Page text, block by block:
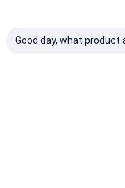
एलईडी विंडो डिस्प्ले
एलईडी स्टेज पृष्ठभूमि
Good day, what product